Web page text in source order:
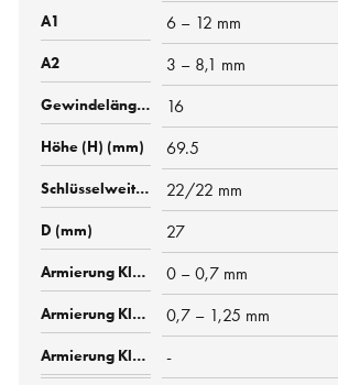
6 – 12 mm
3 – 8,1 mm
16
69.5
22/22 mm
27
0 – 0,7 mm
0,7 – 1,25 mm
-